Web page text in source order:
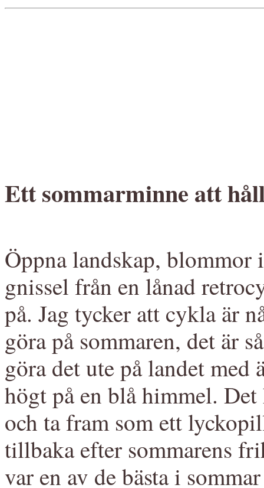
Ett sommarminne att
Öppna landskap,
gnissel från en lånad
på. Jag tycker att cykla är
göra på sommaren, det är
göra det ute på landet
högt på en blå himmel.
och ta fram som ett
tillbaka efter sommarens
var en av de bästa i